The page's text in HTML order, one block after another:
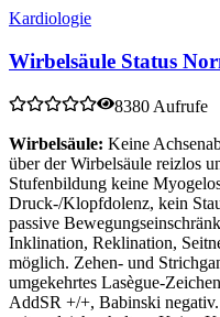
Kardiologie
Wirbelsäule Status
8380 Aufrufe
Wirbelsäule: Keine
über der Wirbelsäule reizlos
Stufenbildung keine
Druck-/Klopfdolenz, kein
passive
Inklination, Reklination,
möglich. Zehen- und
umgekehrtes Lasègue-
AddSR +/+, Babinski